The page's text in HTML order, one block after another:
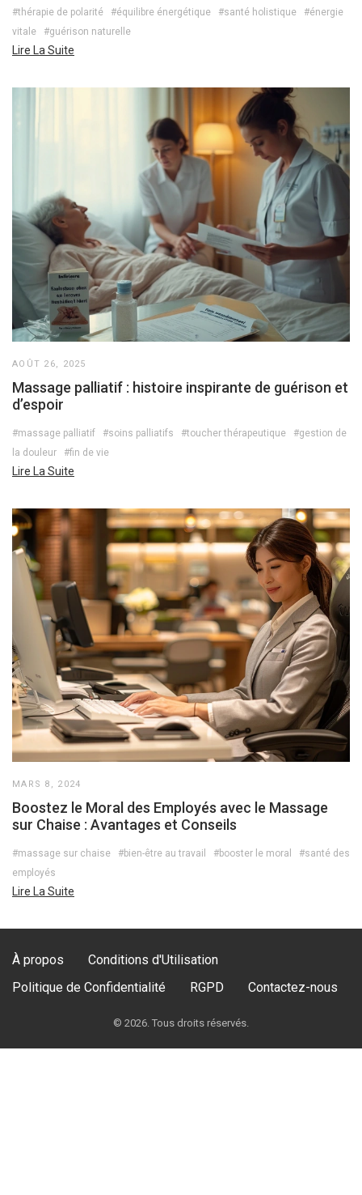
#thérapie de polarité #équilibre énergétique #santé holistique
#énergie
vitale
#guérison naturelle
Lire La Suite
AOÛT 26, 2025
Massage palliatif : histoire inspirante de guérison et
d’espoir
#massage palliatif #soins palliatifs #toucher thérapeutique
#gestion de
la douleur
#fin de vie
Lire La Suite
MARS 8, 2024
Boostez le Moral des Employés avec le Massage
sur Chaise : Avantages et Conseils
#massage sur chaise #bien-être au travail #booster le moral
#santé des
employés
Lire La Suite
À propos
Conditions d'Utilisation
Politique de Confidentialité
RGPD Contactez-nous
© 2026. Tous droits réservés.